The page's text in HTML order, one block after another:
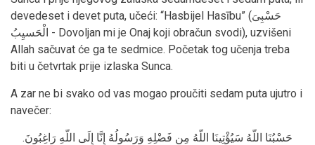
devedeset i devet puta, učeći: “Hasbijel Hasību” (حَسْبِىَ
الْحَسيِبُ - Dovoljan mi je Onaj koji obračun svodi), uzvišeni
Allah sačuvat će ga te sedmice. Početak tog učenja treba
biti u četvrtak prije izlaska Sunca.
A zar ne bi svako od vas mogao proučiti sedam puta ujutro i
navečer:
حَسْبُنَا اللّهُ سَيُؤْتِينَا اللّهُ مِن فَضْلِهِ وَرَسُولُهُ إِنَّا إِلَى اللّهِ رَاغِبُونَ.